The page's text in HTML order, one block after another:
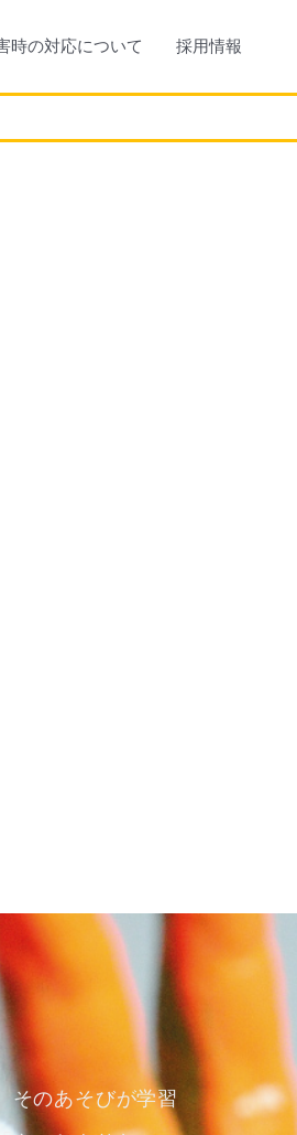
時の対応について 採用情報
そのあそびが学習